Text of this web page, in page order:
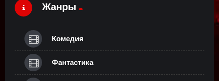
Жанры
Комедия
Фантастика